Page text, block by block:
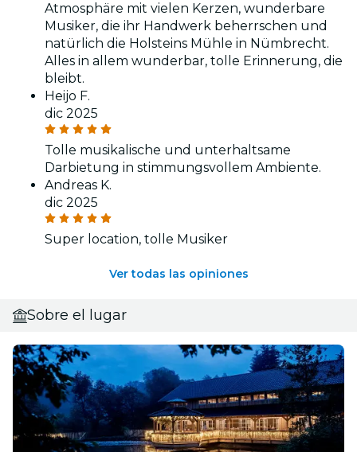
Atmosphäre mit vielen Kerzen, wunderbare
Musiker, die ihr Handwerk beherrschen und
natürlich die Holsteins Mühle in Nümbrecht.
Alles in allem wunderbar, tolle Erinnerung, die
bleibt.
Heijo F.
dic 2025
Tolle musikalische und unterhaltsame
Darbietung in stimmungsvollem Ambiente.
Andreas K.
dic 2025
Super location, tolle Musiker
Ver todas las opiniones
Sobre el lugar